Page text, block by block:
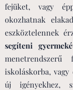
fejüket, vagy
okozhatnak
eszköztelennek
segíteni
iskoláskorba,
új igényekhez,